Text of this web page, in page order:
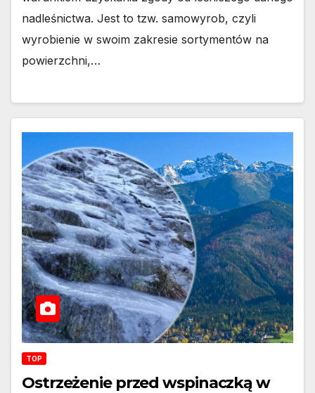
nadleśnictwa. Jest to tzw. samowyrob, czyli
wyrobienie w swoim zakresie sortymentów na
powierzchni,…
TOP
Ostrzeżenie przed wspinaczką w